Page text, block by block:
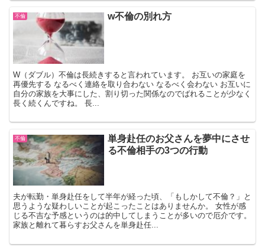
不倫 w不倫の別れ方
W（ダブル）不倫は長続きすると言われています。 お互いの家庭を
再優先する なるべく連絡を取り合わない なるべく会わない お互いに
自分の家族を大事にした、割り切った関係なのでばれることが少なく
長く続くんですね。 長...
不倫
単身赴任のお父さんを夢中にさせ
る不倫相手の3つの行動
夫が転勤・単身赴任をして半年が経った頃、「もしかして不倫？」と
思うような疑わしいことが起こったことはありませんか。 女性が感
じる不吉な予感というのは的中してしまうことが多いので厄介です。
家族と離れて暮らすお父さんを単身赴任...